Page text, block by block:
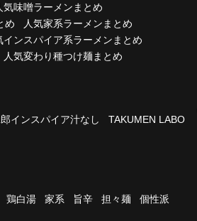
気味噌ラーメンまとめ
め
人気家系ラーメンまとめ
インスパイア系ラーメンまとめ
人気変わり種つけ麺まとめ
郎インスパイア汁なし
TAKUMEN LABO
鶏白湯 家系 旨辛 担々麺
個性派